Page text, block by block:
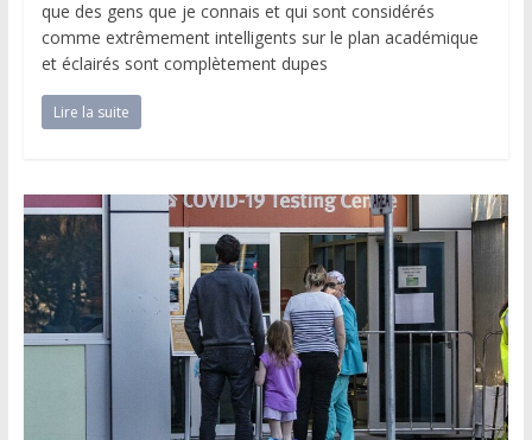
que des gens que je connais et qui sont considérés
comme extrêmement intelligents sur le plan académique
et éclairés sont complètement dupes
Lire la suite